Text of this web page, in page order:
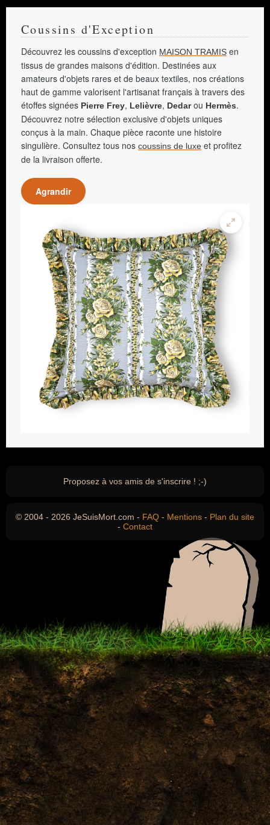
Coussins d'Exception
Découvrez les coussins d'exception MAISON TRAMIS en
tissus de grandes maisons d'édition. Destinées aux
amateurs d'objets rares et de beaux textiles, nos créations
haut de gamme valorisent l'artisanat français à travers des
étoffes signées Pierre Frey, Lelièvre, Dedarou Hermès.
Découvrez notre sélection exclusive d'objets uniques
conçus à la main. Chaque pièce raconte une histoire
singulière. Consultez tous nos coussins de luxe et profitez
de la livraison offerte.
Agrandir
Proposez à vos amis de s'inscrire ! ;-)
© 2004 - 2026 JeSuisMort.com - FAQ - Mentions - Plan du site
- Contact